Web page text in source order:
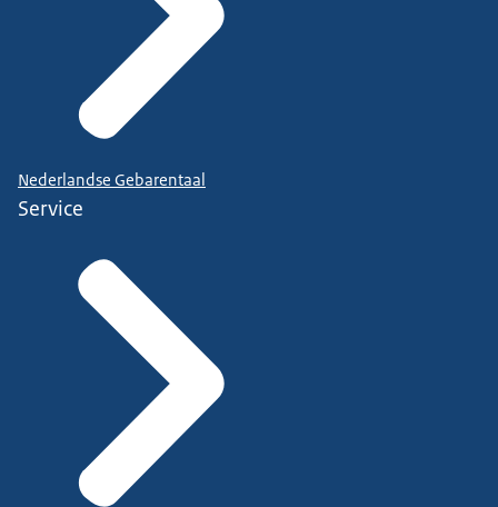
Nederlandse Gebarentaal
Service